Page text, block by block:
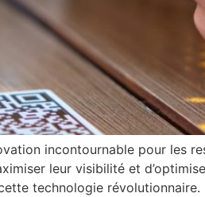
incontournable pour les
leur visibilité et
technologie révolutionnaire.